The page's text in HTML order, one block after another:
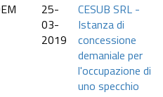
25-
03-
2019
CESUB SRL -
Istanza di
concessione
demaniale per
l'occupazione di
uno specchio